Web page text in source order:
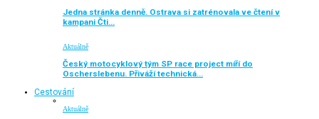
Jedna stránka denně. Ostrava si zatrénovala ve čtení v
kampani Čti…
Aktuálně
Český motocyklový tým SP race project míří do
Oscherslebenu. Přiváží technická…
Cestování
Aktuálně